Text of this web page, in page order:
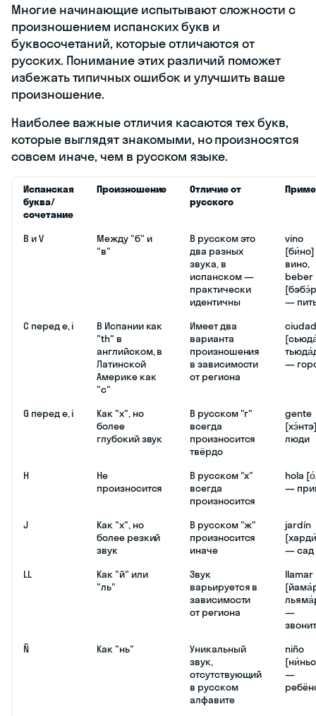
Многие начинающие испытывают сложности с
произношением испанских букв и
буквосочетаний, которые отличаются от
русских. Понимание этих различий поможет
избежать типичных ошибок и улучшить ваше
произношение.
Наиболее важные отличия касаются тех букв,
которые выглядят знакомыми, но произносятся
совсем иначе, чем в русском языке.
Испанская
буква/
сочетание
Произношение
Отличие от
русского
B и V
Между "б" и
"в"
В русском это
два разных
звука, в
испанском —
практически
идентичны
vino
вино,
beber
—
C перед e, i
В Испании как
"th" в
английском, в
Латинской
Америке как
"с"
Имеет два
варианта
произношения
в зависимости
от региона
ciudad
—
G перед e, i
Как "х", но
более
глубокий звук
В русском "г"
всегда
произносится
твёрдо
gente
люди
H
Не
произносится
В русском "х"
всегда
произносится
hola
—
J
Как "х", но
более резкий
звук
В русском "ж"
произносится
иначе
jardín
— сад
LL
Как "й" или
"ль"
Звук
варьируется в
зависимости
от региона
llamar
—
Ñ
Как "нь"
Уникальный
звук,
отсутствующий
в русском
алфавите
niño
—